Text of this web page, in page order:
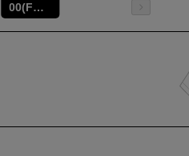
00(FREE)